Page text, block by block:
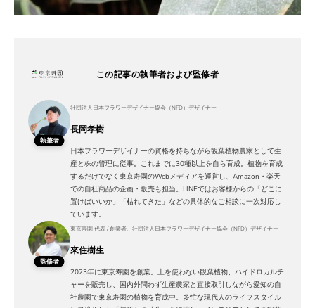
この記事の執筆者および監修者
執筆者
社団法人日本フラワーデザイナー協会（NFD）デザイナー
長岡孝樹
日本フラワーデザイナーの資格を持ちながら観葉植物農家として生
産と株の管理に従事。これまでに30種以上を自ら育成。植物を育成
するだけでなく東京寿園のWebメディアを運営し、Amazon・楽天
での自社商品の企画・販売も担当。LINEではお客様からの「どこに
置けばいいか」「枯れてきた」などの具体的なご相談に一次対応し
ています。
監修者
東京寿園 代表 / 創業者、社団法人日本フラワーデザイナー協会（NFD）デザイナー
來住樹生
2023年に東京寿園を創業。土を使わない観葉植物、ハイドロカルチ
ャーを販売し、国内外問わず生産農家と直接取引しながら愛知の自
社農園で東京寿園の植物を育成中。多忙な現代人のライフスタイル